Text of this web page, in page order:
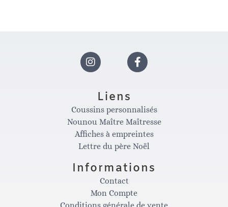
I
n
s
t
a
F
a
c
e
b
Liens
Coussins personnalisés
Nounou Maître Maîtresse
Affiches à empreintes
Lettre du père Noël
Informations
Contact
Mon Compte